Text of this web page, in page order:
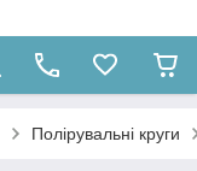
Полірувальні круги